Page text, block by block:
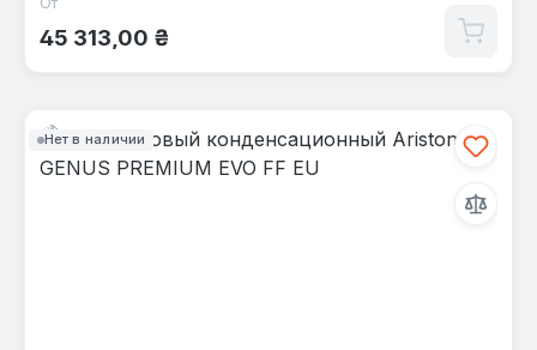
Обычная цена:
45 313,00 ₴
Нет в наличии